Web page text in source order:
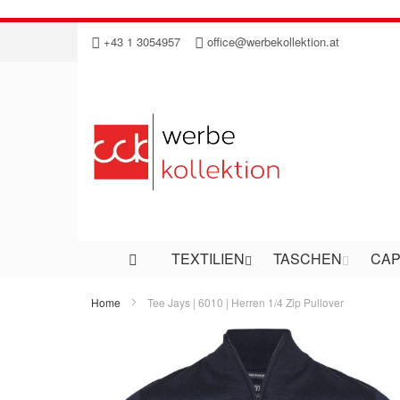
Direkt
Inhalt
+43 1 3054957 office@werbekollektion.at
TEXTILIEN TASCHEN
Home Tee Jays | 6010 | Herren 1/4 Zip Pullover
Bildergalerie